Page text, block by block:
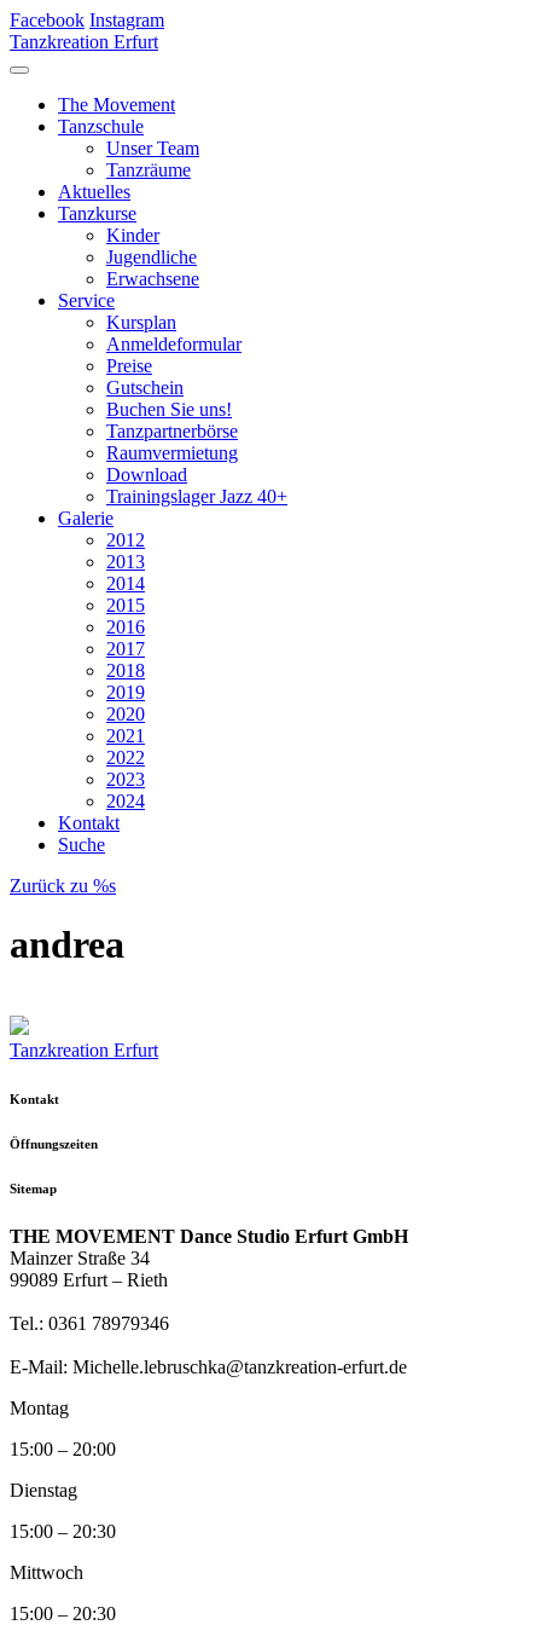
Facebook Instagram
Tanzkreation Erfurt
The Movement
Tanzschule
Unser Team
Tanzräume
Aktuelles
Tanzkurse
Kinder
Jugendliche
Erwachsene
Service
Kursplan
Anmeldeformular
Preise
Gutschein
Buchen Sie uns!
Tanzpartnerbörse
Raumvermietung
Download
Trainingslager Jazz 40+
Galerie
2012
2013
2014
2015
2016
2017
2018
2019
2020
2021
2022
2023
2024
Kontakt
Suche
Zurück zu %s
andrea
Tanzkreation Erfurt
Kontakt
Öffnungszeiten
Sitemap
THE MOVEMENT Dance Studio Erfurt GmbH
Mainzer Straße 34
99089 Erfurt – Rieth
Tel.: 0361 78979346
E-Mail: Michelle.lebruschka@tanzkreation-erfurt.de
Montag
15:00 – 20:00
Dienstag
15:00 – 20:30
Mittwoch
15:00 – 20:30